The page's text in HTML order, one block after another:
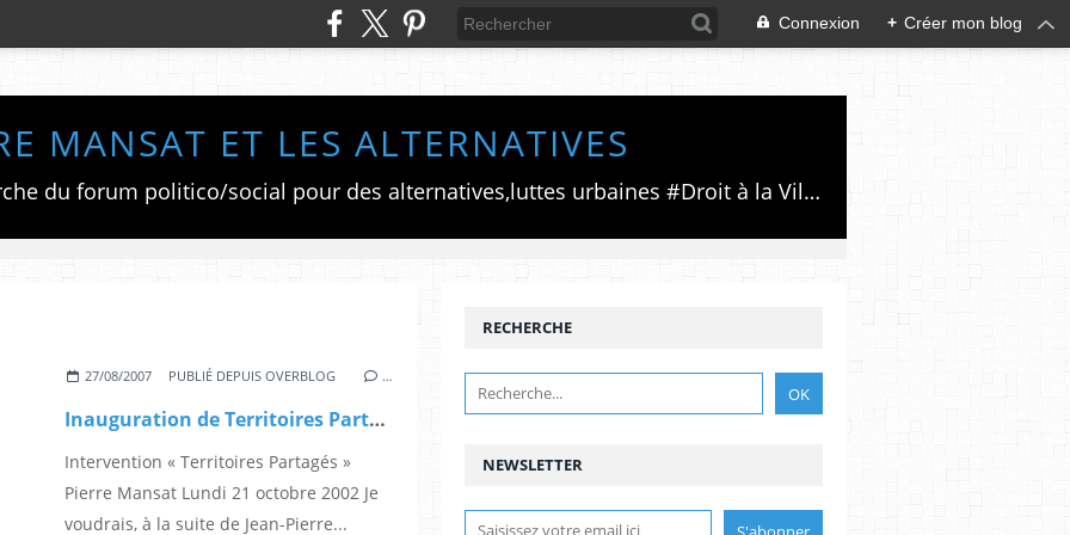
Connexion + Créer mon blog
MANSAT ET LES ALTERNATIVES
Luttes émancipatrices,recherche du forum politico/social pour des alternatives,luttes urbaines #Droit à la Ville", #Paris #GrandParis,enjeux de la métropolisation,accès aux Archives publiques par Pierre Mansat,auteur‼️Ma vie rouge. Meutre au Grand Paris‼️[PUG]Association Josette & Maurice #Audin>bénevole Secours Populaire>Comité Laghouat-France>#Mumia #INTA
27/08/2007 PUBLIÉ DEPUIS OVERBLOG …
Inauguration de Territoires Partagés à l'Arsenal
Intervention « Territoires Partagés »
Pierre Mansat Lundi 21 octobre 2002 Je
voudrais, à la suite de Jean-Pierre...
NEWSLETTER
RECHERCHE